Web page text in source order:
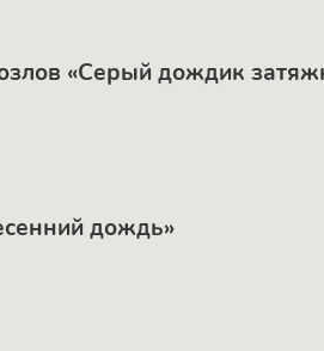
«Серый дождик
дождь»